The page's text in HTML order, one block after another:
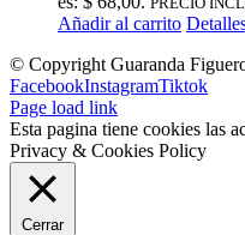
Añadir al carrito
© Copyright Guaranda
FacebookInstagramTiktok
Page load link
Esta pagina tiene cookies las
Privacy & Cookies Policy
Cerrar